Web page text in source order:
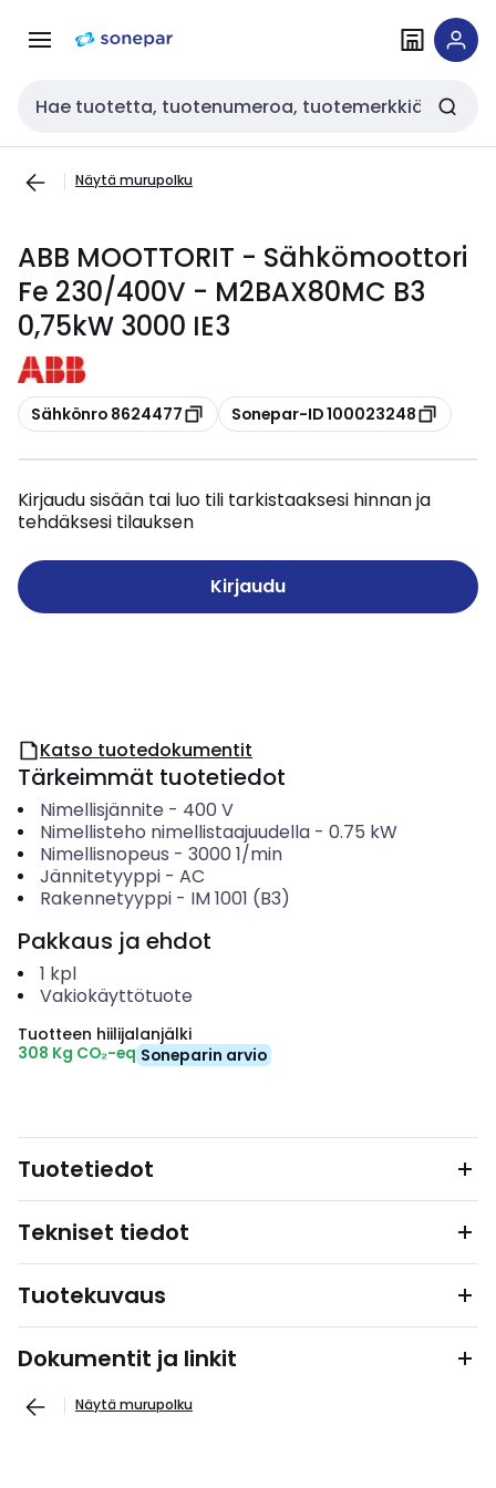
navigointiinsisältöön
Haku
Näytä murupolku
ABB MOOTTORIT - Sähkömoottori
Fe 230/400V - M2BAX80MC B3
0,75kW 3000 IE3
Kopioi
Sähkönro 8624477 Kopioi
Sonepar-ID 100023248
Kirjaudu sisään tai luo tili tarkistaaksesi hinnan ja
tehdäksesi tilauksen
Kirjaudu
Katso tuotedokumentit
Tärkeimmät tuotetiedot
Nimellisjännite - 400 V
Nimellisteho nimellistaajuudella- 0.75 kW
Nimellisnopeus - 3000 1/min
Jännitetyyppi- AC
Rakennetyyppi- IM 1001 (B3)
Pakkaus ja ehdot
1 kpl
Vakiokäyttötuote
Tuotteen hiilijalanjälki
308 Kg CO₂-eq Soneparin arvio
Tuotetiedot
Tekniset tiedot
Tuotekuvaus
Dokumentit ja linkit
Näytä murupolku